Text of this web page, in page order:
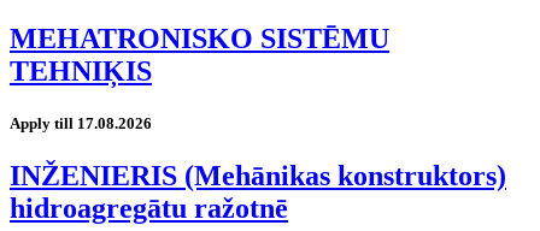
MEHATRONISKO SISTĒMU
TEHNIĶIS
Apply till 17.08.2026
INŽENIERIS (Mehānikas konstruktors)
hidroagregātu ražotnē